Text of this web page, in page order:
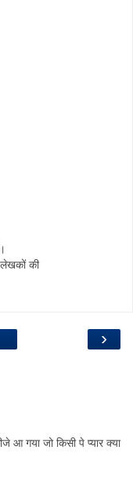
लेखकों की
›
आ गया जो किसी पे प्यार क्या